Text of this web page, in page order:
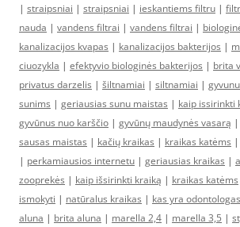
| straipsniai | straipsniai | ieskantiems filtru |
nauda | vandens filtrai | vandens filtrai |
kanalizacijos kvapas | kanalizacijos bakterijos |
ciuozykla | efektyvio biologinės bakterijos | brita
privatus darzelis | šiltnamiai | siltnamiai |
sunims | geriausias sunu maistas | kaip issirinkti
gyvūnus nuo karščio | gyvūnų maudynės vasarą |
sausas maistas | kačių kraikas | kraikas katėms |
| perkamiausios internetu | geriausias kraikas |
zooprekės | kaip išsirinkti kraiką | kraikas katėms
ismokyti | natūralus kraikas | kas yra odontologas
aluna | brita aluna | marella 2,4 | marella 3,5 |